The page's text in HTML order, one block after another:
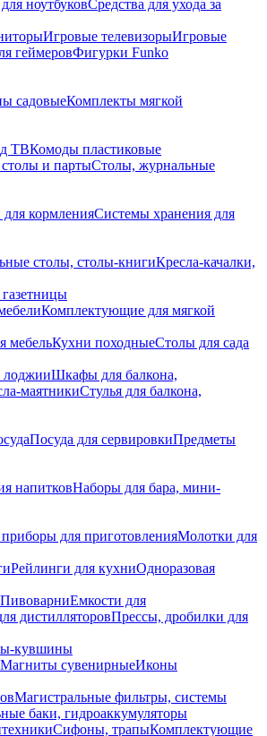
ноутбуковСредства для ухода за
Игровые телевизорыИгровые
геймеровФигурки Funko
садовыеКомплекты мягкой
ТВКомоды пластиковые
и партыСтолы, журнальные
для кормленияСистемы хранения для
столы, столы-книгиКресла-качалки,
Комплектующие для мягкой
мебельКухни походныеСтолы для сада
лоджииШкафы для балкона,
маятникиСтулья для балкона,
Посуда для сервировкиПредметы
напитковНаборы для бара, мини-
для приготовленияМолотки для
Рейлинги для кухниОдноразовая
ПивоварниЕмкости для
дистилляторовПрессы, дробилки для
кувшины
Магниты сувенирныеИконы
Магистральные фильтры, системы
баки, гидроаккумуляторы
Сифоны, трапыКомплектующие